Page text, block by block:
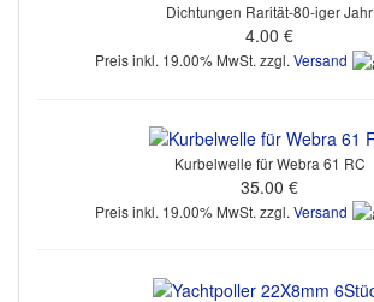
Dichtungen Rarität-80-iger Jahr
4.00 €
Preis inkl. 19.00% MwSt. zzgl.Versand
Kurbelwelle für Webra 61 RC
35.00 €
Preis inkl. 19.00% MwSt. zzgl. Versand